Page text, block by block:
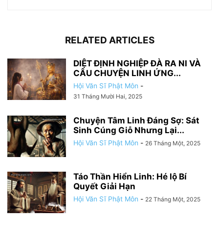
RELATED ARTICLES
DIỆT ĐỊNH NGHIỆP ĐÀ RA NI VÀ
CÂU CHUYỆN LINH ỨNG...
Hội Văn Sĩ Phật Môn -
31 Tháng Mười Hai, 2025
Chuyện Tâm Linh Đáng Sợ: Sát
Sinh Cúng Giỗ Nhưng Lại...
Hội Văn Sĩ Phật Môn - 26 Tháng Một, 2025
Táo Thần Hiển Linh: Hé lộ Bí
Quyết Giải Hạn
Hội Văn Sĩ Phật Môn - 22 Tháng Một, 2025